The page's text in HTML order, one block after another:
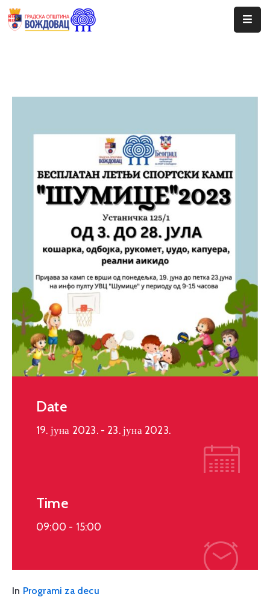
Програми
Набавке
Date
19. јуна 2023. - 23. јуна 2023.
Time
09:00 - 15:00
In Programi za decu